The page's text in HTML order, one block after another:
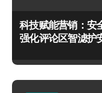
科技赋能营销：安
强化评论区智滤护